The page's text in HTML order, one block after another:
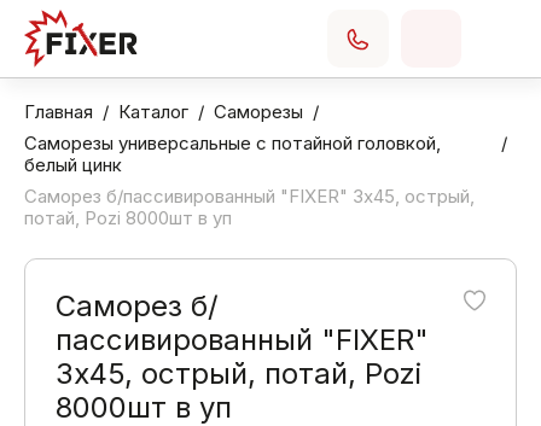
Главная Каталог
Саморезы
Саморезы универсальные с потайной головкой,
белый цинк
Саморез б/пассивированный "FIXER" 3х45, острый,
потай, Pozi 8000шт в уп
Саморез б/
пассивированный "FIXER"
3х45, острый, потай, Pozi
8000шт в уп